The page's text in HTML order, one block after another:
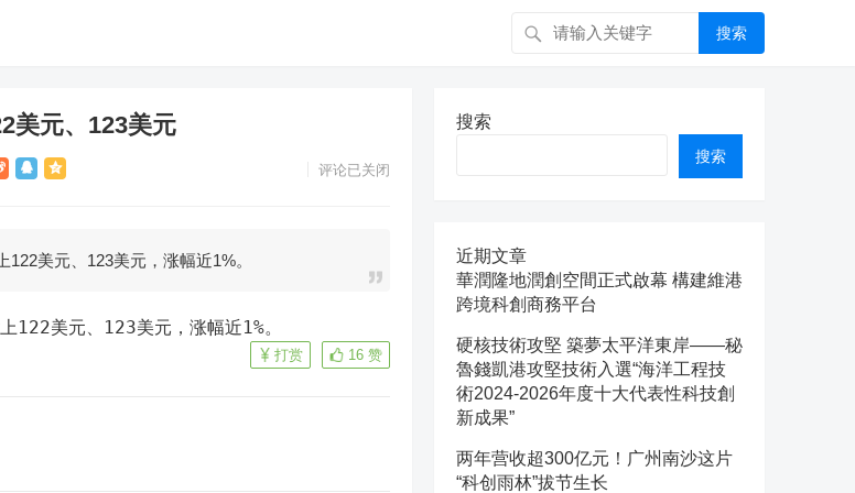
搜索
美元、123美元
评论已关闭
美元、123美元，涨幅近1%。
122美元、123美元，涨幅近1%。
16 赞
打赏
搜索
搜索
近期文章
華潤隆地潤創空間正式啟幕 構建維港
跨境科創商務平台
硬核技術攻堅 築夢太平洋東岸——秘
魯錢凱港攻堅技術入選“海洋工程技
術2024-2026年度十大代表性科技創
新成果”
两年营收超300亿元！广州南沙这片
“科创雨林”拔节生长